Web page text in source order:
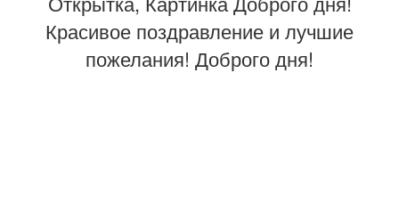
Красивое поздравление и лучшие
пожелания! Доброго дня!